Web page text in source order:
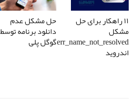
۱۱ راهکار برای حل
مشکل
err_name_not_resolved
اندروید
حل مشکل عدم
دانلود برنامه توسط
گوگل پلی